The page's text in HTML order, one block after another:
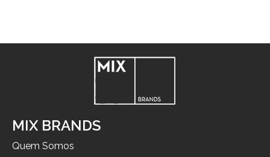
MIX BRANDS
Quem Somos